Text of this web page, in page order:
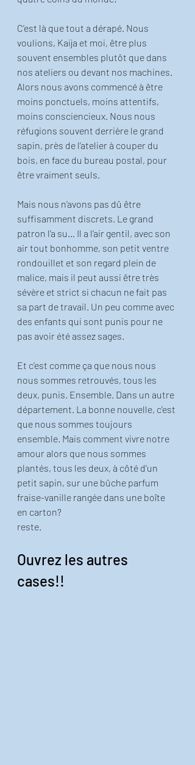
C’est là que tout a dérapé. Nous
voulions, Kaija et moi, être plus
souvent ensembles plutôt que dans
nos ateliers ou devant nos machines.
Alors nous avons commencé à être
moins ponctuels, moins attentifs,
moins consciencieux. Nous nous
réfugions souvent derrière le grand
sapin, près de l’atelier à couper du
bois, en face du bureau postal, pour
être vraiment seuls.
Mais nous n’avons pas dû être
suffisamment discrets. Le grand
patron l’a su… Il a l’air gentil, avec son
air tout bonhomme, son petit ventre
rondouillet et son regard plein de
malice, mais il peut aussi être très
sévère et strict si chacun ne fait pas
sa part de travail. Un peu comme avec
des enfants qui sont punis pour ne
pas avoir été assez sages.
Et c’est comme ça que nous nous
nous sommes retrouvés, tous les
deux, punis. Ensemble. Dans un autre
département. La bonne nouvelle, c’est
que nous sommes toujours
ensemble. Mais comment vivre notre
amour alors que nous sommes
plantés, tous les deux, à côté d’un
petit sapin, sur une bûche parfum
fraise-vanille rangée dans une boîte
en carton?
reste.
Ouvrez les autres
cases!!